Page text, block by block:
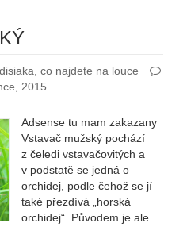
co najdete na louce
2015
Adsense tu mam zakazany
Vstavač mužský pochází
z čeledi vstavačovitých a
v podstatě se jedná o
orchidej, podle čehož se jí
také přezdívá „horská
orchidej“. Původem je ale